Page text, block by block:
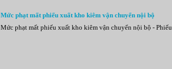
Mức phạt mất phiếu xuất kho kiêm vận chuyển nội bộ
Mức phạt mất phiếu xuất kho kiêm vận chuyển nội bộ -